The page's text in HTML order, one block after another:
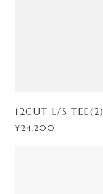
12CUT L/S TEE(2)
¥24,200